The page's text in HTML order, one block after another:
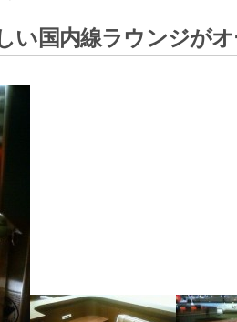
い国内線ラウンジが